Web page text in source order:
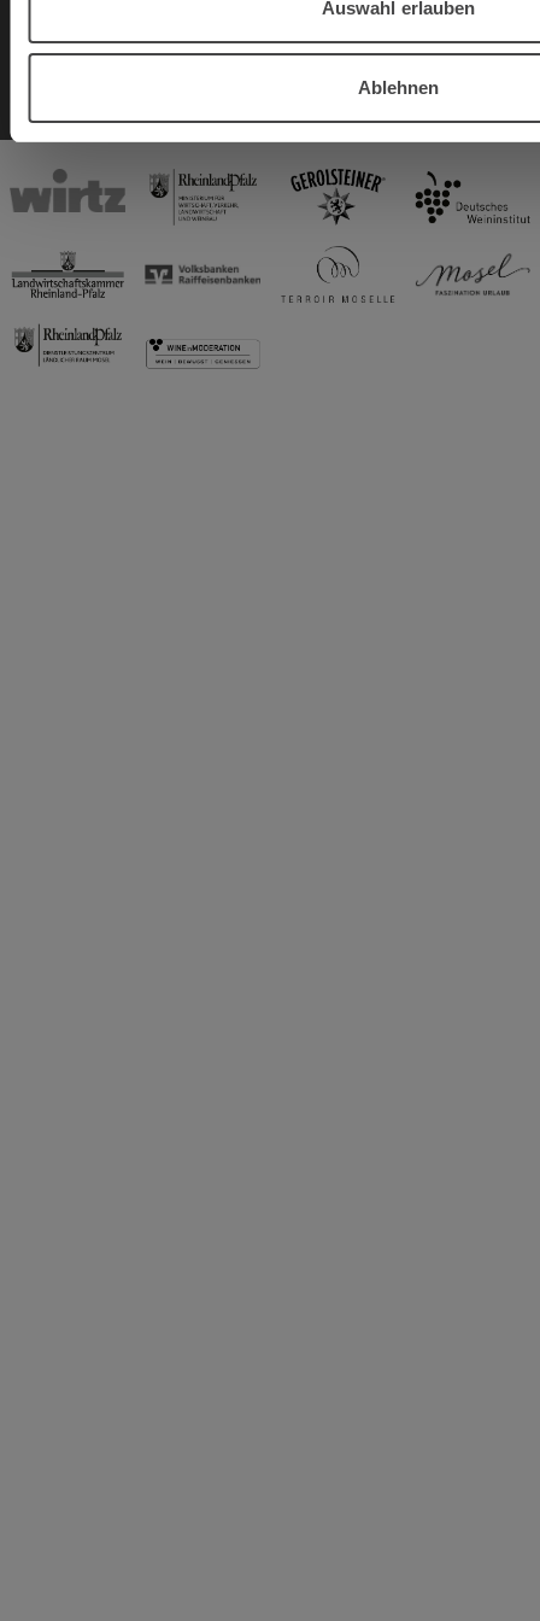
Auswahl erlauben
Ablehnen
Teilnahmebedingungen Gewinnspiel